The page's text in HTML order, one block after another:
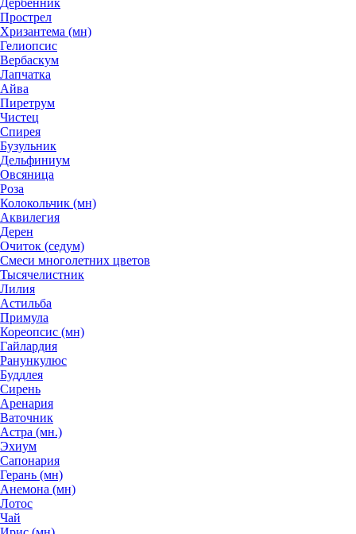
Дербенник
Прострел
Хризантема (мн)
Гелиопсис
Вербаскум
Лапчатка
Айва
Пиретрум
Чистец
Спирея
Бузульник
Дельфиниум
Овсяница
Роза
Колокольчик (мн)
Аквилегия
Дерен
Очиток (седум)
Смеси многолетних цветов
Тысячелистник
Лилия
Астильба
Примула
Кореопсис (мн)
Гайлардия
Ранункулюс
Буддлея
Сирень
Аренария
Ваточник
Астра (мн.)
Эхиум
Сапонария
Герань (мн)
Анемона (мн)
Лотос
Чай